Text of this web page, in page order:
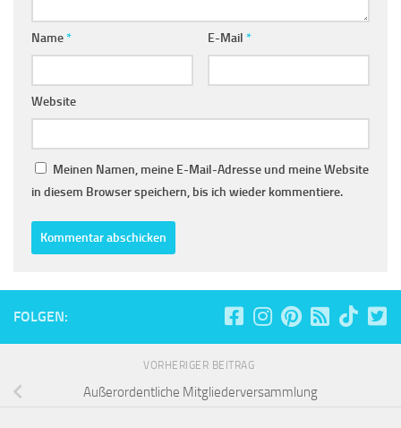
Name* E-Mail *
Website
Meinen Namen, meine E-Mail-Adresse und meine Website
in diesem Browser speichern, bis ich wieder kommentiere.
FOLGEN:
VORHERIGER BEITRAG
Außerordentliche Mitgliederversammlung